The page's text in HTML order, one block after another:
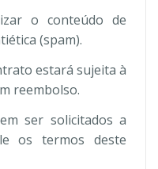
o conteúdo de
(spam).
estará sujeita à
reembolso.
ser solicitados a
os termos deste